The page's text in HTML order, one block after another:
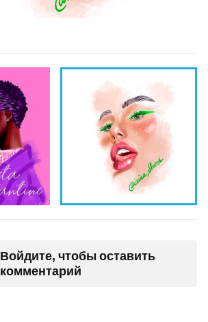
Войдите, чтобы оставить
комментарий